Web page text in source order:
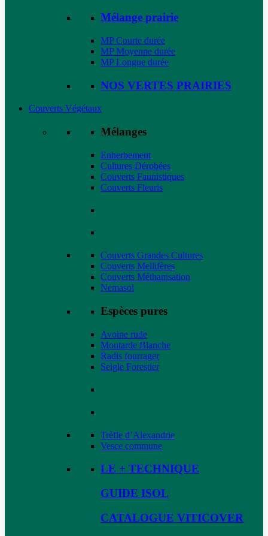
Mélange prairie
MP Courte durée
MP Moyenne durée
MP Longue durée
NOS VERTES PRAIRIES
Couverts Végétaux
Mélanges
Enherbement
Cultures Dérobées
Couverts Faunistiques
Couverts Fleuris
Couverts Grandes Cultures
Couverts Mellifères
Couverts Méthanisation
Nemasol
Espèces pures
Avoine rude
Moutarde Blanche
Radis fourrager
Seigle Forestier
Trèfle d’Alexandrie
Vesce commune
LE + TECHNIQUE
GUIDE ISOL
CATALOGUE VITICOVER